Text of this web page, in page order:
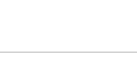
jeder Zeit im Rahmen